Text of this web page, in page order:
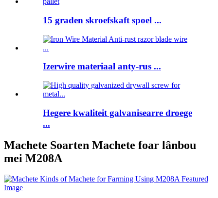
15 graden skroefskaft spoel ...
Izerwire materiaal anty-rus ...
Hegere kwaliteit galvanisearre droege
...
Machete Soarten Machete foar lânbou
mei M208A